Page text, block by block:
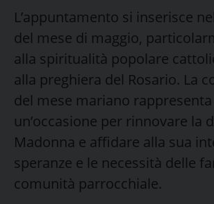
L’appuntamento si inserisce
del mese di maggio,
alla spiritualità popolare
alla preghiera del Rosario. La
del mese mariano
un’occasione per rinnovare la
Madonna e affidare alla sua
speranze e le necessità delle
comunità parrocchiale.